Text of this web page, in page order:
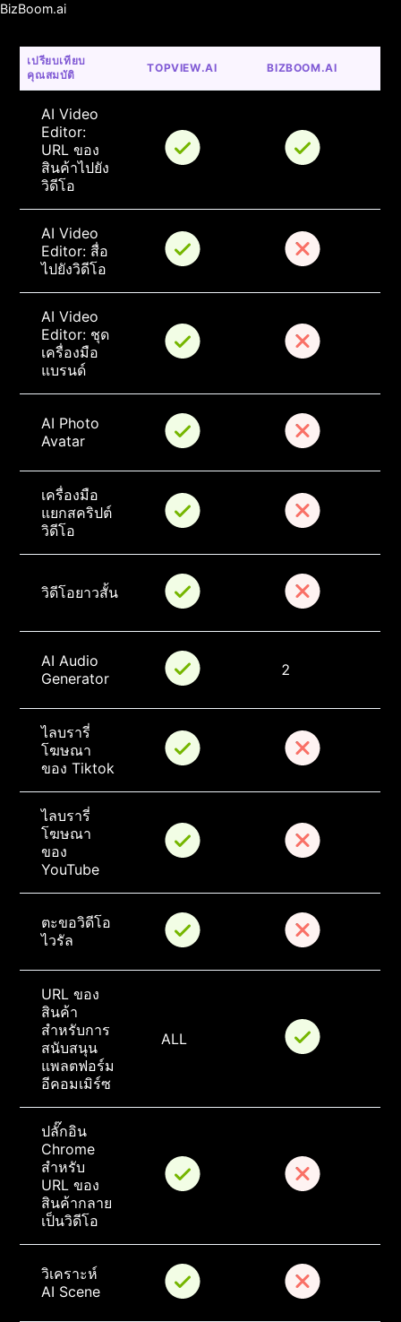
BizBoom.ai
เปรียบเทียบ
คุณสมบัติ
TOPVIEW.AI BIZBOOM.AI
AI Video
Editor:
URL ของ
สินค้าไปยัง
วิดีโอ
AI Video
Editor: สื่อ
ไปยังวิดีโอ
AI Video
Editor: ชุด
เครื่องมือ
แบรนด์
AI Photo
Avatar
เครื่องมือ
แยกสคริปต์
วิดีโอ
วิดีโอยาวสั้น
AI Audio
Generator
2
ไลบรารี่
โฆษณา
ของ Tiktok
ไลบรารี่
โฆษณา
ของ
YouTube
ตะขอวิดีโอ
ไวรัล
URL ของ
สินค้า
สำหรับการ
สนับสนุน
แพลตฟอร์ม
อีคอมเมิร์ซ
ALL
ปลั๊กอิน
Chrome
สำหรับ
URL ของ
สินค้ากลาย
เป็นวิดีโอ
วิเคราะห์
AI Scene